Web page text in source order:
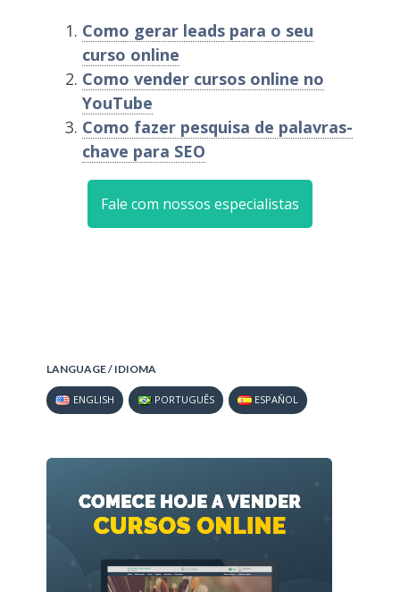
Como gerar leads para o seu
curso online
Como vender cursos online no
YouTube
Como fazer pesquisa de palavras-
chave para SEO
Fale com nossos especialistas
LANGUAGE / IDIOMA
ENGLISH PORTUGUÊS ESPAÑOL